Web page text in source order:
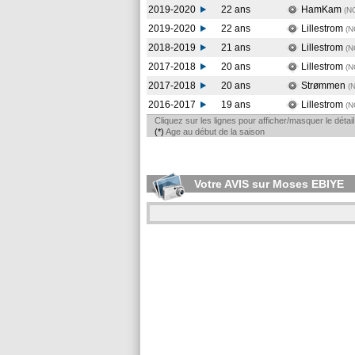
2019-2020
22 ans HamKam
2019-2020
22 ans Lillestrom
2018-2019
21 ans Lillestrom
2017-2018
20 ans Lillestrom
2017-2018
20 ans Strømmen
2016-2017
19 ans Lillestrom
Cliquez sur les lignes pour afficher/masquer le
(*) Age au début de la saison
Votre AVIS sur Moses EBIYE